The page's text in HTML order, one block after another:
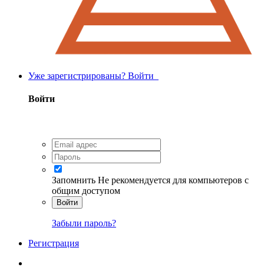
Уже зарегистрированы? Войти
Войти
Запомнить Не рекомендуется для компьютеров с
общим доступом
Войти
Забыли пароль?
Регистрация